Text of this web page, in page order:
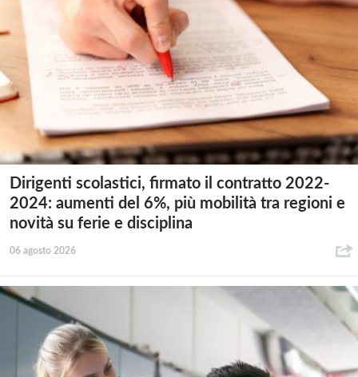
Dirigenti scolastici, firmato il contratto 2022-
2024: aumenti del 6%, più mobilità tra regioni e
novità su ferie e disciplina
06 agosto 2026